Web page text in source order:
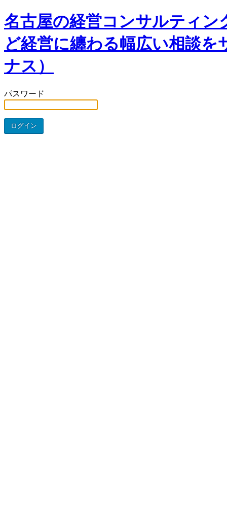
名古屋の経営コンサルティ
ど経営に纏わる幅広い相談
ナス）
パスワード